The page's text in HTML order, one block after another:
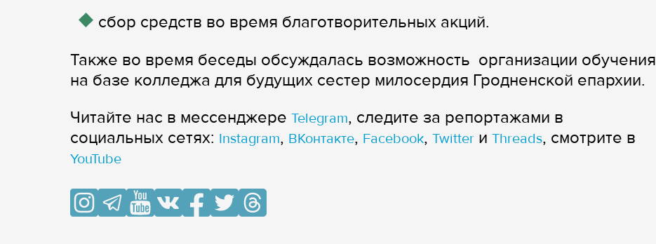
сбор средств во время благотворительных акций.
Также во время беседы обсуждалась возможность организации обучения
на базе колледжа для будущих сестер милосердия Гродненской епархии.
Читайте нас в мессенджере Telegram, следите за репортажами в
cоциальных сетях: Instagram, ВКонтакте, Facebook, Twitter и Threads, смотрите в
YouTube